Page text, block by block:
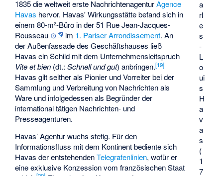
a
rl
e
s
-
L
o
ui
s
H
a
v
a
s
(
1
7
1835 die weltweit erste NachrichtenagenturAgence
Havas hervor. Havas' Wirkungsstätte befand sich in
einem 80-m²-Büro in der 51 Rue Jean-Jacques-
Rousseau ⊙ im 1. Pariser Arrondissement. An
der Außenfassade des Geschäftshauses ließ
Havas ein Schild mit dem Unternehmensleitspruch
Vite et bien (dt.:Schnell und gut) anbringen.[19]
Havas gilt seither als Pionier und Vorreiter bei der
Sammlung und Verbreitung von Nachrichten als
Ware und infolgedessen als Begründer der
international tätigen Nachrichten- und
Presseagenturen.
Havas’ Agentur wuchs stetig. Für den
Informationsfluss mit dem Kontinent bediente sich
Havas der entstehendenTelegrafenlinien, wofür er
eine exklusive Konzession vom französischen Staat